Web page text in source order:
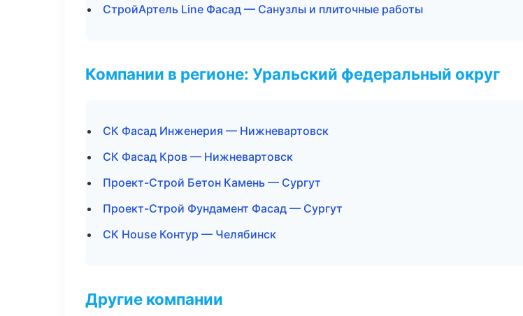
СтройАртель Line Фасад — Санузлы и плиточные работы
Компании в регионе: Уральский федеральный округ
СК Фасад Инженерия — Нижневартовск
СК Фасад Кров — Нижневартовск
Проект-Строй Бетон Камень — Сургут
Проект-Строй Фундамент Фасад — Сургут
СК House Контур — Челябинск
Другие компании